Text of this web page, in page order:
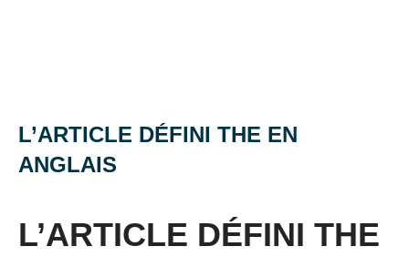
L’ARTICLE DÉFINI THE EN
ANGLAIS
25
anglaise
L’ARTICLE DÉFINI THE